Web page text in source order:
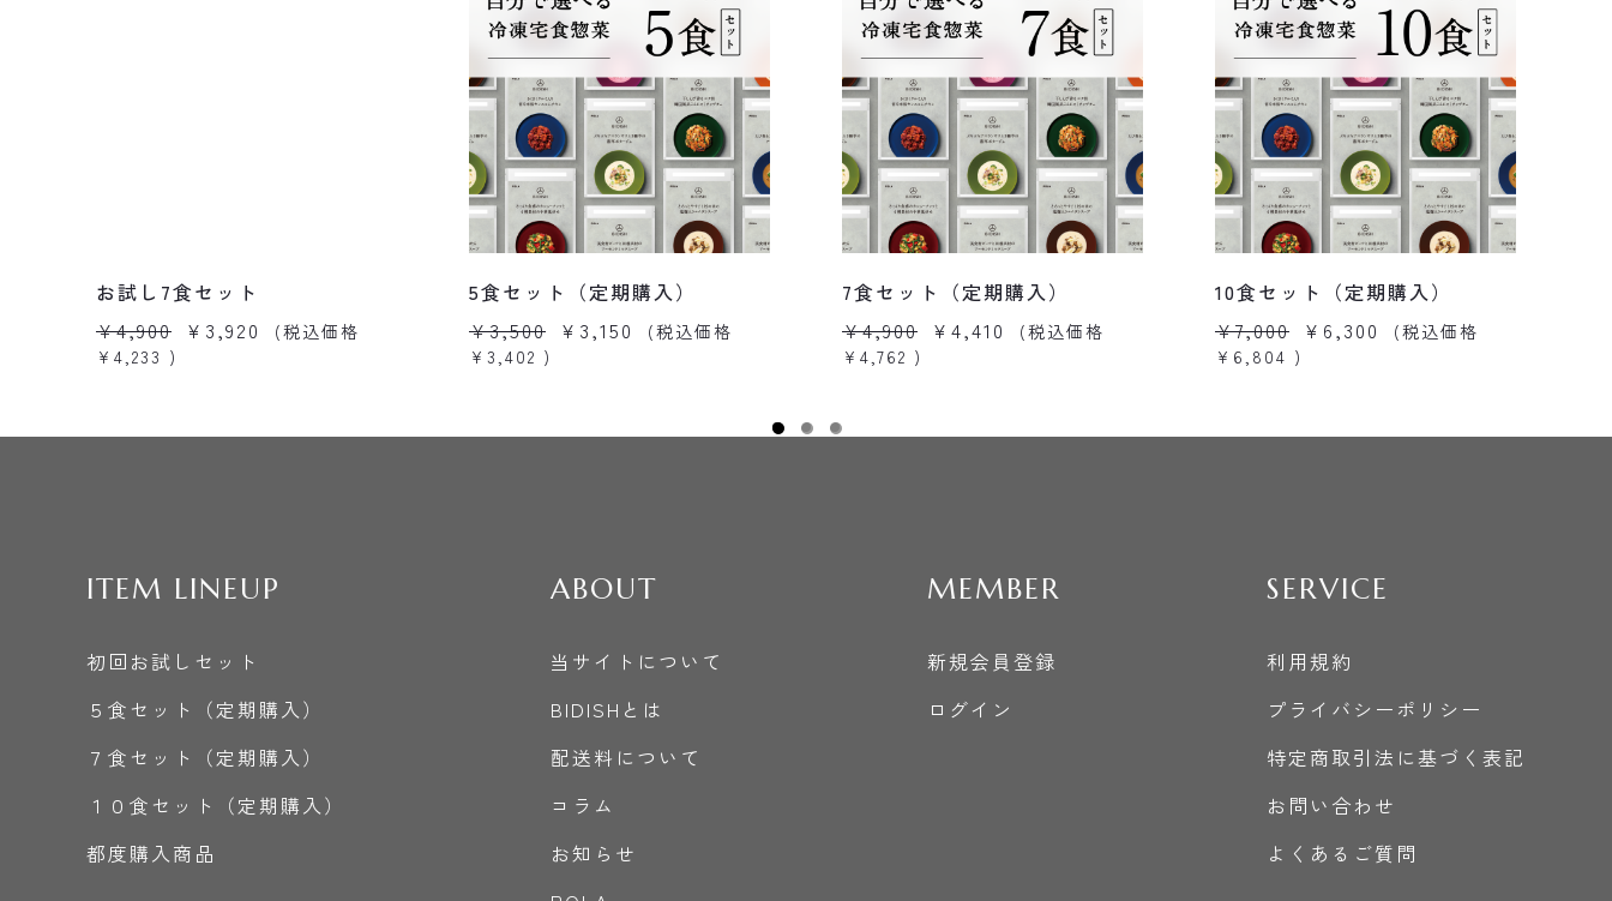
お試し7食セット
¥4,900 ¥3,920
(税込価格
¥4,233 )
5食セット（定期購入）
¥3,500 ¥3,150
(税込価格
¥3,402 )
7食セット（定期購入）
¥4,900 ¥4,410
(税込価格
¥4,762 )
10食セット（定期購入）
¥7,000 ¥6,300
(税込価格
¥6,804 )
ITEM LINEUP
初回お試しセット
５食セット（定期購入）
７食セット（定期購入）
１０食セット（定期購入）
都度購入商品
ABOUT
当サイトについて
BIDISHとは
配送料について
コラム
お知らせ
MEMBER
新規会員登録
ログイン
SERVICE
利用規約
プライバシーポリシー
特定商取引法に基づく表記
お問い合わせ
よくあるご質問